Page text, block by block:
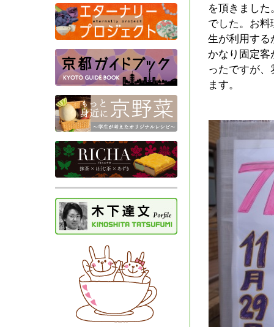
を頂きまし
でした。お料
生が利用する
かなり固定
ったですが
ます。